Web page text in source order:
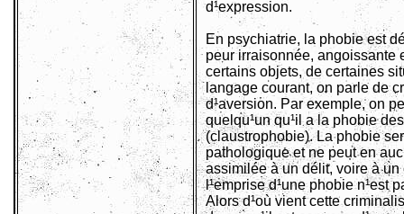
d¹expression.
En psychiatrie, la phobie est
peur irraisonnée, angoissante
certains objets, de certaines
langage courant, on parle de
d¹aversion. Par exemple, on
quelqu¹un qu¹il a la phobie
(claustrophobie). La phobie
pathologique et ne peut en
assimilée à un délit, voire à un
l¹emprise d¹une phobie n¹est
Alors d¹où vient cette